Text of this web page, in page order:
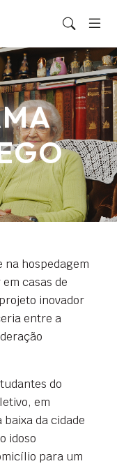
na hospedagem
casas de
inovador
entre a
do
em
da cidade
idoso
para um